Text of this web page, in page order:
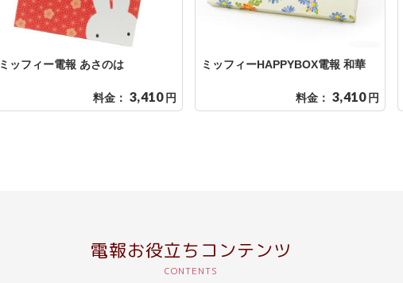
ミッフィー電報 あさのは
料金： 3,410 円
ミッフィーHAPPYBOX電報 和華
料金： 3,410 円
電報お役立ちコンテンツ